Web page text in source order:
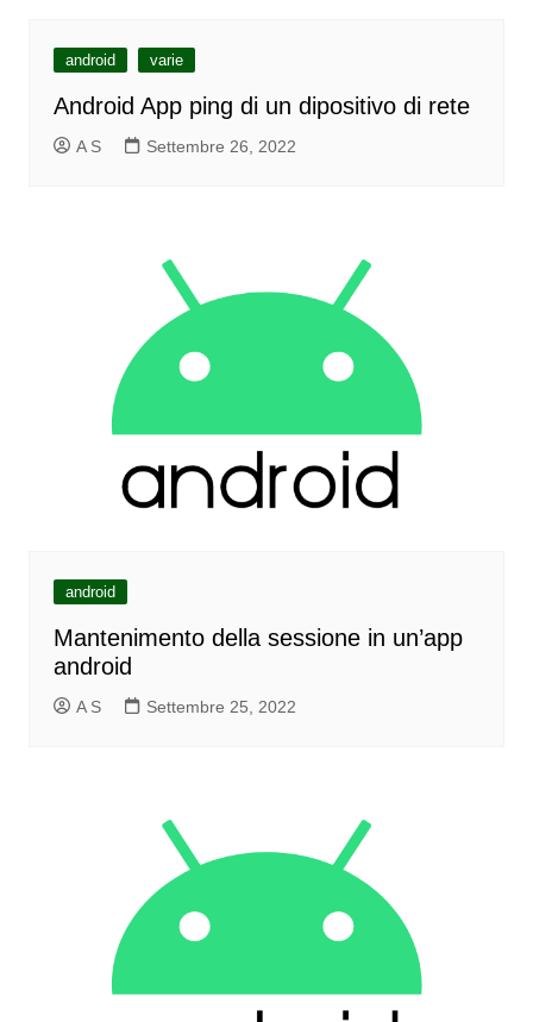
android varie
Android App ping di un dipositivo di rete
A S Settembre 26, 2022
android
Mantenimento della sessione in un’app
android
A S Settembre 25, 2022